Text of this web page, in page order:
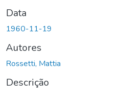
Data
1960-11-19
Autores
Rossetti, Mattia
Descrição